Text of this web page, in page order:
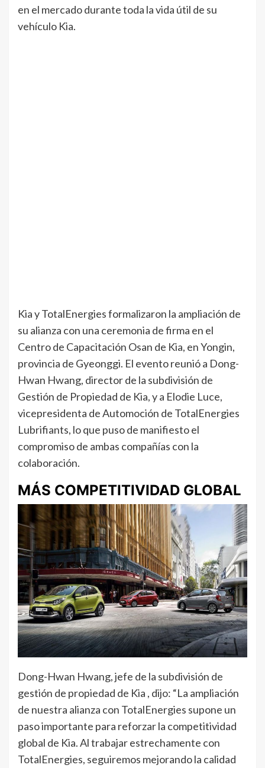
en el mercado durante toda la vida útil de su
vehículo Kia.
Kia y TotalEnergies formalizaron la ampliación de
su alianza con una ceremonia de firma en el
Centro de Capacitación Osan de Kia, en Yongin,
provincia de Gyeonggi. El evento reunió a Dong-
Hwan Hwang, director de la subdivisión de
Gestión de Propiedad de Kia, y a Elodie Luce,
vicepresidenta de Automoción de TotalEnergies
Lubrifiants, lo que puso de manifiesto el
compromiso de ambas compañías con la
colaboración.
MÁS COMPETITIVIDAD GLOBAL
Dong-Hwan Hwang, jefe de la subdivisión de
gestión de propiedad de Kia , dijo: “La ampliación
de nuestra alianza con TotalEnergies supone un
paso importante para reforzar la competitividad
global de Kia. Al trabajar estrechamente con
TotalEnergies, seguiremos mejorando la calidad